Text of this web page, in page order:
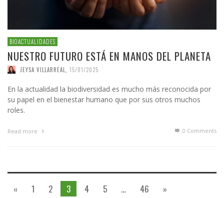
BIOACTUALIDADES
NUESTRO FUTURO ESTÁ EN MANOS DEL PLANETA
JEYSA VILLARREAL, 15/01/2025
En la actualidad la biodiversidad es mucho más reconocida por
su papel en el bienestar humano que por sus otros muchos
roles.
Read more 0 Comments
« 1 2 3 4 5 … 46 »